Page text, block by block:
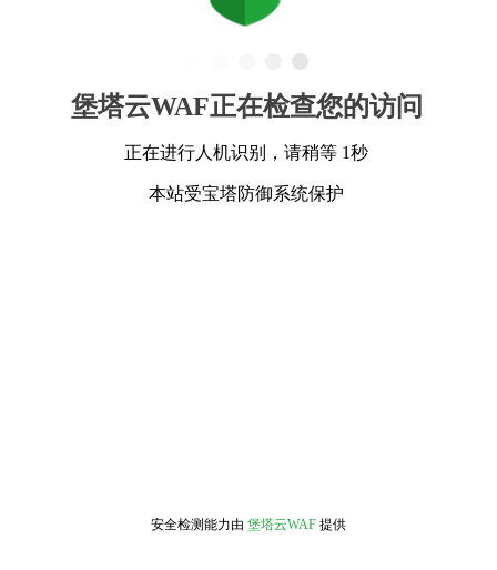
堡塔云WAF正在检查您的访问
正在进行人机识别，请稍等 1秒
本站受宝塔防御系统保护
安全检测能力由 堡塔云WAF 提供